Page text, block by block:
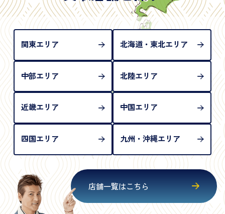
め、単体では古物営業法上の本人確認書類として認
められない（住所確認ができないため）。補助書類
が必要となります
関東エリア 北海道・東北エリア
中部エリア 北陸エリア
近畿エリア 中国エリア
四国エリア 九州・沖縄エリア
店舗一覧はこちら